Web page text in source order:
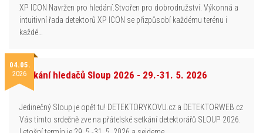
XP ICON Navržen pro hledání.Stvořen pro dobrodružství. Výkonná a
intuitivní řada detektorů XP ICON se přizpůsobí každému terénu i
každé…
04.05.
2026Setkání hledačů Sloup 2026 - 29.-31. 5. 2026
Jedinečný Sloup je opět tu! DETEKTORYKOVU.cz a DETEKTORWEB.cz
Vás tímto srdečně zve na přátelské setkání detektorářů SLOUP 2026.